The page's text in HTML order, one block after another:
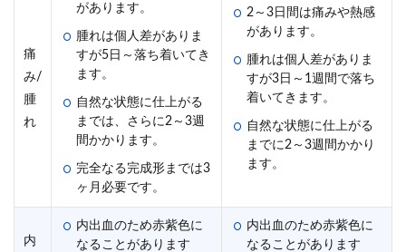
痛
み/
腫
れ
があります。
腫れは個人差がありま
すが5日～落ち着いてき
ます。
自然な状態に仕上がる
までは、さらに2～3週
間かかります。
完全なる完成形までは3
ヶ月必要です。
2～3日間は痛みや熱感
があります。
腫れは個人差がありま
すが3日～1週間で落ち
着いてきます。
自然な状態に仕上がる
までに2～3週間かかり
ます。
内
内出血のため赤紫色に
なることがあります
内出血のため赤紫色に
なることがあります